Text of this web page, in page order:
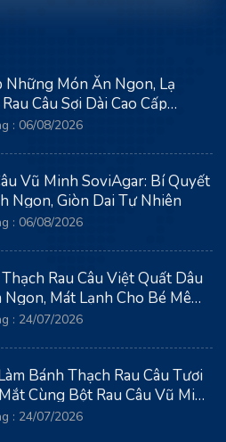
Những Món Ăn Ngon, Lạ
Câu Sợi Dài Cao Cấp
: 06/08/2026
Vũ Minh SoviAgar: Bí Quyết
Ngon, Giòn Dai Tự Nhiên
: 06/08/2026
Rau Câu Việt Quất Dâu
Ngon, Mát Lạnh Cho Bé Mê
: 24/07/2026
Bánh Thạch Rau Câu Tươi
Cùng Bột Rau Câu Vũ Minh
: 24/07/2026